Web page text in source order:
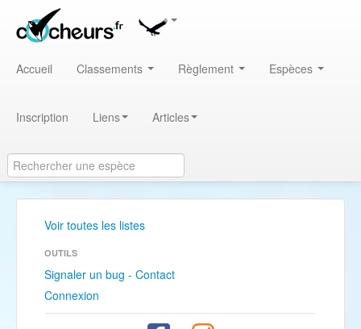
Accueil Classements Règlement Espèces
Inscription Liens Articles
Voir toutes les listes
OUTILS
Signaler un bug - Contact
Connexion